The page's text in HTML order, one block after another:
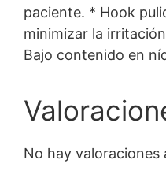
paciente. * Hook
minimizar la
Bajo contenido en
No hay valoraciones